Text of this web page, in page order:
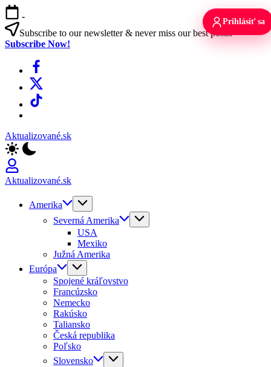
Skip
to
content
-
Subscribe to our newsletter & never miss our best posts.
Subscribe Now!
Facebook
X
TikTok
Aktualizované.sk
Aktualizované.sk
Amerika
Severná Amerika
USA
Mexiko
Južná Amerika
Európa
Spojené kráľovstvo
Francúzsko
Nemecko
Rakúsko
Taliansko
Česká republika
Poľsko
Slovensko
Prihlásiť sa